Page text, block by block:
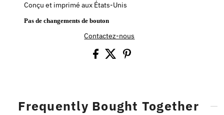
Conçu et imprimé aux États-Unis
Pas de changements de bouton
Contactez-nous
Frequently Bought Together